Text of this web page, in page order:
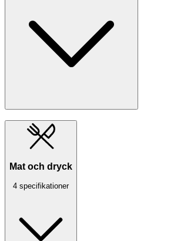
Mat och dryck
4 specifikationer